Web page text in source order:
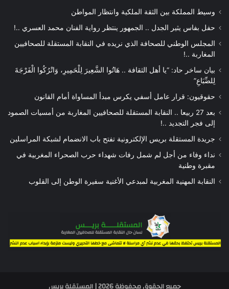
وسيط المملكة بين الثقة الملكية وانتظار المواطن
حفل بفاس يثير الجدل .. الجمهور ينتظر رواية الفنان محمد العسري ..!
المجلس الوطني للصحافة الذي نريده في النقابة المستقلة للصحافيين
المغاربة ..!
بيان ساخر حاد: “يا أهل الثقافة .. هَاتُوا الشَّعِيرَ لِلْحَمِيرِ، وَاتْرُكُوا الْفَرْجَةَ
لِلضِّبَاعِ”
حقوقيون: قرار عامل أسفي يكرس مبدأ المساواة أمام القانون
بعد 27 ربيعا .. النقابة المستقلة للصحافيين المغاربة من أمسيات الصمود
إلى فجر التجديد ..!
جريدة المستقلة بريس الإلكترونية تفتح باب الانضمام لشبكة المراسلين
نداء وفاء من أجل لم شمل رفات شهداء حرب الصحراء المغربية في
مقبرة وطنية
النقابة المهنية المغربية لمبدعي الأغنية سفيرة الوطن إلى القلوب